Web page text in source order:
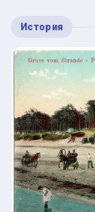
История